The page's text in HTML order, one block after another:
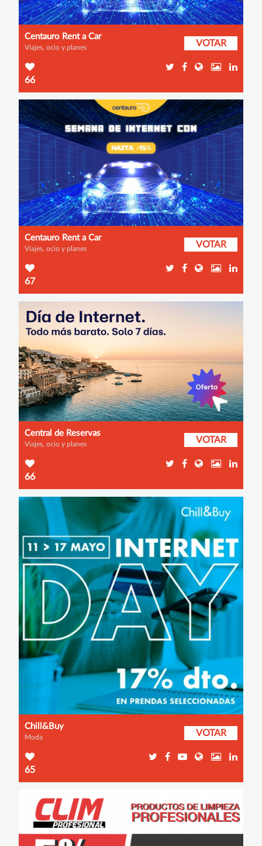
Centauro Rent a Car
Viajes, ocio y planes VOTAR
66
Centauro Rent a Car
Viajes, ocio y planes VOTAR
67
Central de Reservas
Viajes, ocio y planes VOTAR
66
Chill&Buy
Moda VOTAR
65